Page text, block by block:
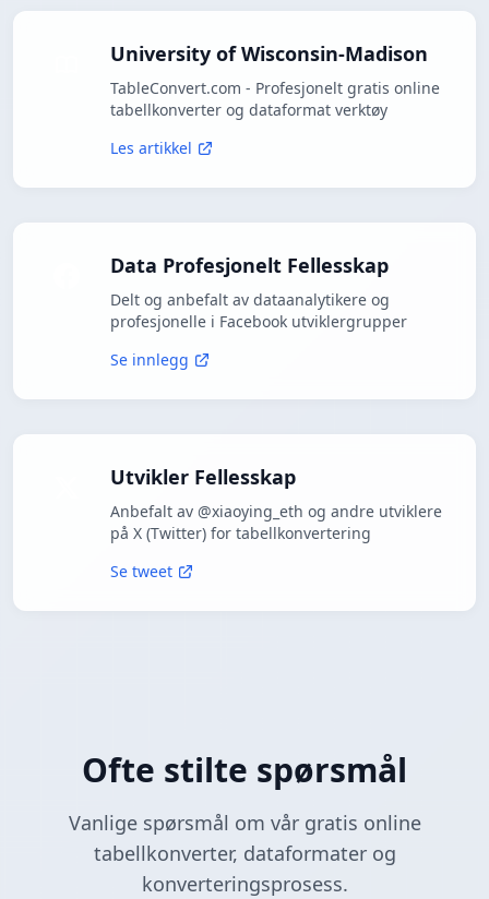
University of Wisconsin-Madison
TableConvert.com - Profesjonelt gratis online
tabellkonverter og dataformat verktøy
Les artikkel
Data Profesjonelt Fellesskap
Delt og anbefalt av dataanalytikere og
profesjonelle i Facebook utviklergrupper
Se innlegg
Utvikler Fellesskap
Anbefalt av @xiaoying_eth og andre utviklere
på X (Twitter) for tabellkonvertering
Se tweet
Ofte stilte spørsmål
Vanlige spørsmål om vår gratis online
tabellkonverter, dataformater og
konverteringsprosess.